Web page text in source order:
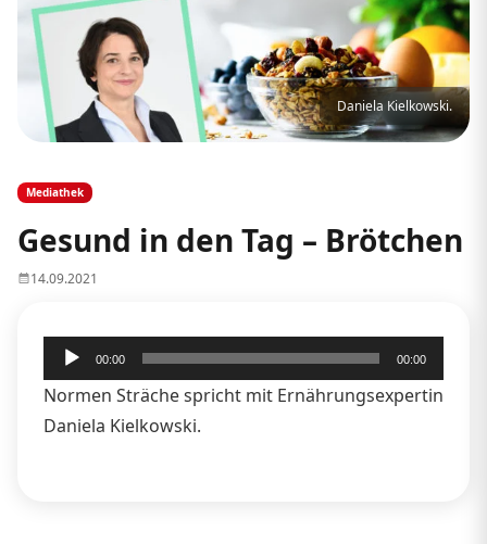
Daniela Kielkowski.
Mediathek
Gesund in den Tag – Brötchen
14.09.2021
Audio-
Player
00:00 00:00
Normen Sträche spricht mit Ernährungsexpertin
Daniela Kielkowski.